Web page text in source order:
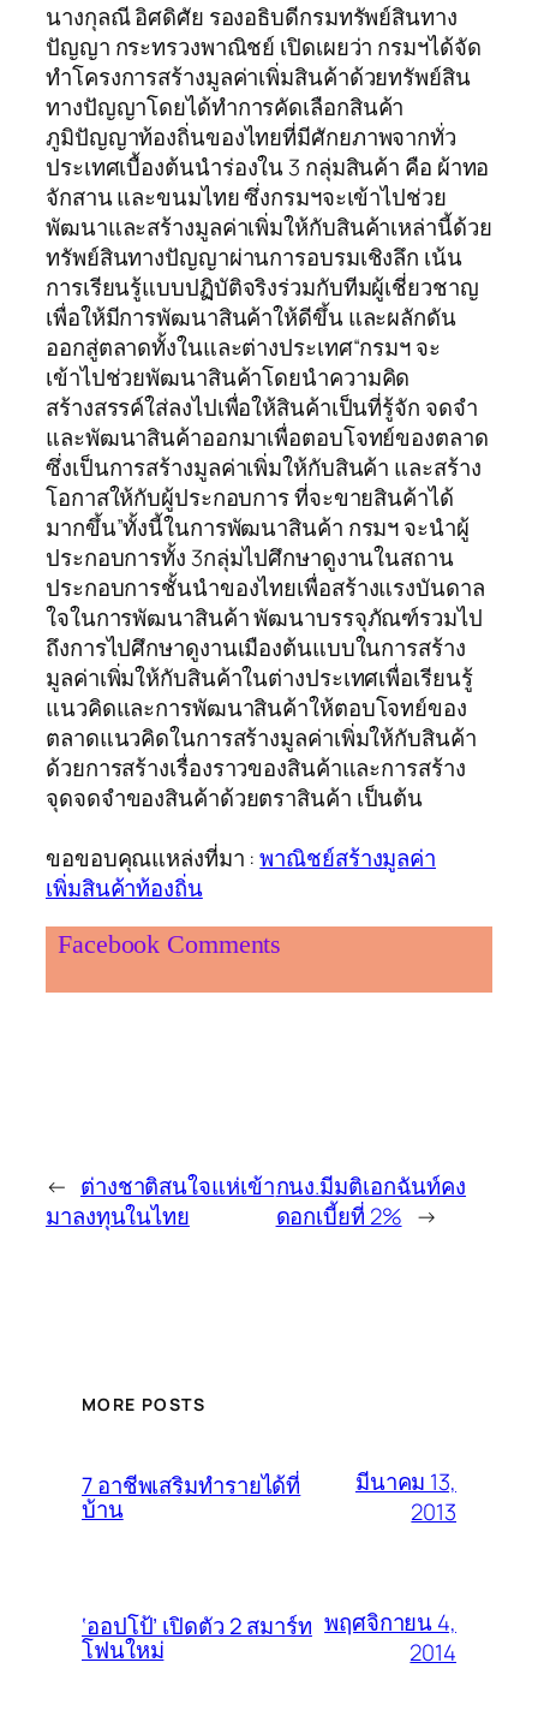
นางกุลณี อิศดิศัย รองอธิบดีกรมทรัพย์สินทาง
ปัญญา กระทรวงพาณิชย์ เปิดเผยว่า กรมฯได้จัด
ทำโครงการสร้างมูลค่าเพิ่มสินค้าด้วยทรัพย์สิน
ทางปัญญาโดยได้ทำการคัดเลือกสินค้า
ภูมิปัญญาท้องถิ่นของไทยที่มีศักยภาพจากทั่ว
ประเทศเบื้องต้นนำร่องใน 3 กลุ่มสินค้า คือ ผ้าทอ
จักสาน และขนมไทย ซึ่งกรมฯจะเข้าไปช่วย
พัฒนาและสร้างมูลค่าเพิ่มให้กับสินค้าเหล่านี้ด้วย
ทรัพย์สินทางปัญญาผ่านการอบรมเชิงลึก เน้น
การเรียนรู้แบบปฏิบัติจริงร่วมกับทีมผู้เชี่ยวชาญ
เพื่อให้มีการพัฒนาสินค้าให้ดีขึ้น และผลักดัน
ออกสู่ตลาดทั้งในและต่างประเทศ“กรมฯ จะ
เข้าไปช่วยพัฒนาสินค้าโดยนำความคิด
สร้างสรรค์ใส่ลงไปเพื่อให้สินค้าเป็นที่รู้จัก จดจำ
และพัฒนาสินค้าออกมาเพื่อตอบโจทย์ของตลาด
ซึ่งเป็นการสร้างมูลค่าเพิ่มให้กับสินค้า และสร้าง
โอกาสให้กับผู้ประกอบการ ที่จะขายสินค้าได้
มากขึ้น”ทั้งนี้ในการพัฒนาสินค้า กรมฯ จะนำผู้
ประกอบการทั้ง 3กลุ่มไปศึกษาดูงานในสถาน
ประกอบการชั้นนำของไทยเพื่อสร้างแรงบันดาล
ใจในการพัฒนาสินค้า พัฒนาบรรจุภัณฑ์รวมไป
ถึงการไปศึกษาดูงานเมืองต้นแบบในการสร้าง
มูลค่าเพิ่มให้กับสินค้าในต่างประเทศเพื่อเรียนรู้
แนวคิดและการพัฒนาสินค้าให้ตอบโจทย์ของ
ตลาดแนวคิดในการสร้างมูลค่าเพิ่มให้กับสินค้า
ด้วยการสร้างเรื่องราวของสินค้าและการสร้าง
จุดจดจำของสินค้าด้วยตราสินค้า เป็นต้น
ขอขอบคุณแหล่งที่มา :พาณิชย์สร้างมูลค่า
เพิ่มสินค้าท้องถิ่น
Facebook Comments
← ต่างชาติสนใจแห่เข้า
มาลงทุนในไทย
กนง.มีมติเอกฉันท์คง
ดอกเบี้ยที่ 2% →
MORE POSTS
7 อาชีพเสริมทำรายได้ที่
บ้าน
มีนาคม 13,
2013
‘ออปโป้’ เปิดตัว 2 สมาร์ท
โฟนใหม่
พฤศจิกายน 4,
2014